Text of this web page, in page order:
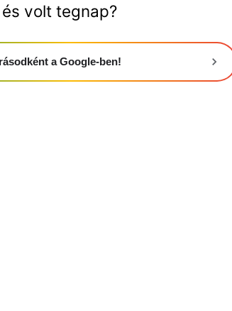
volt tegnap?
a Google-ben!